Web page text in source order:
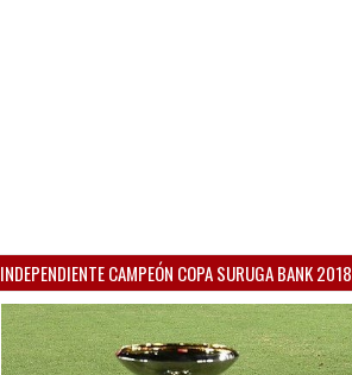
INDEPENDIENTE CAMPEÓN COPA SURUGA BANK 2018